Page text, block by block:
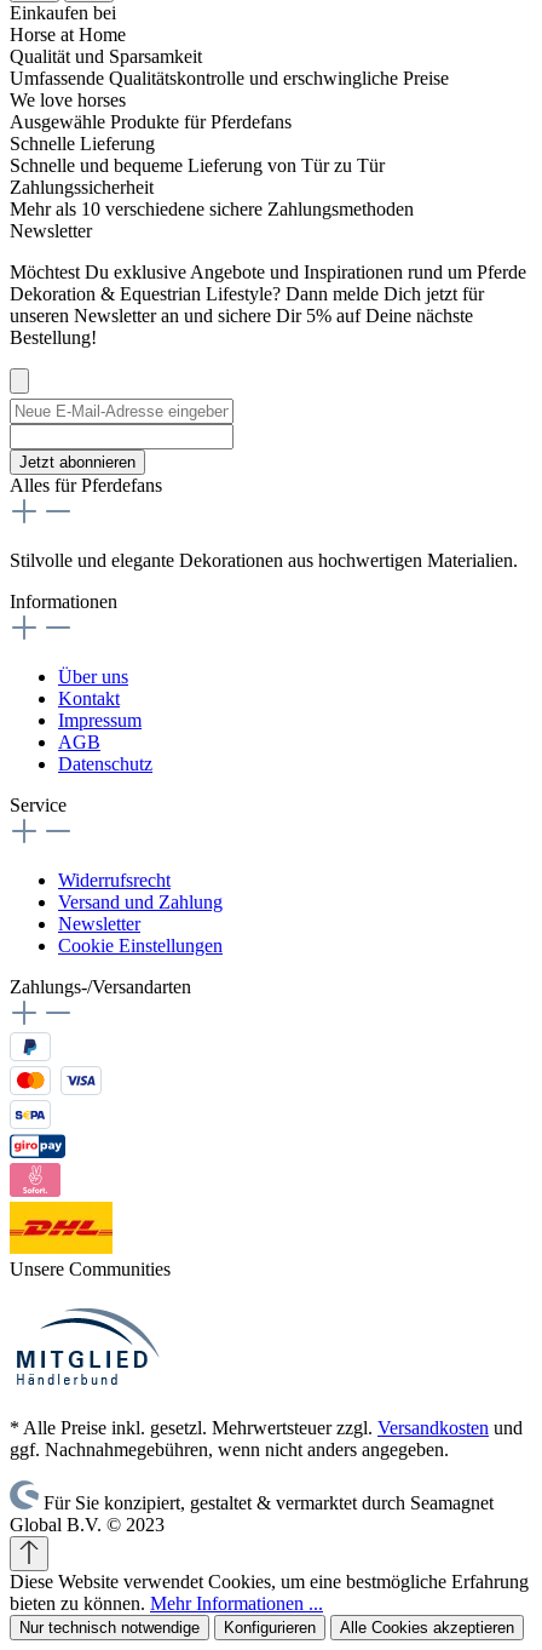
Einkaufen bei
Horse at Home
Qualität und Sparsamkeit
Umfassende Qualitätskontrolle und erschwingliche Preise
We love horses
Ausgewähle Produkte für Pferdefans
Schnelle Lieferung
Schnelle und bequeme Lieferung von Tür zu Tür
Zahlungssicherheit
Mehr als 10 verschiedene sichere Zahlungsmethoden
Newsletter
Möchtest Du exklusive Angebote und Inspirationen rund um Pferde
Dekoration & Equestrian Lifestyle? Dann melde Dich jetzt für
unseren Newsletter an und sichere Dir 5% auf Deine nächste
Bestellung!
Jetzt abonnieren
Alles für Pferdefans
Stilvolle und elegante Dekorationen aus hochwertigen Materialien.
Informationen
Über uns
Kontakt
Impressum
AGB
Datenschutz
Service
Widerrufsrecht
Versand und Zahlung
Newsletter
Cookie Einstellungen
Zahlungs-/Versandarten
Unsere Communities
* Alle Preise inkl. gesetzl. Mehrwertsteuer zzgl. Versandkosten und
ggf. Nachnahmegebühren, wenn nicht anders angegeben.
Für Sie konzipiert, gestaltet & vermarktet durch Seamagnet
Global B.V. © 2023
Diese Website verwendet Cookies, um eine bestmögliche Erfahrung
bieten zu können. Mehr Informationen ...
Nur technisch notwendige Konfigurieren Alle Cookies akzeptieren